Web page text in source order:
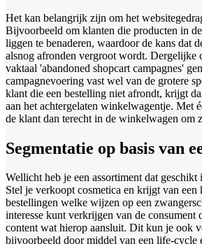
Het kan belangrijk zijn om het
Bijvoorbeeld om klanten die producten in
liggen te benaderen, waardoor de kans dat
alsnog afronden vergroot wordt. Dergelijke
vaktaal 'abandoned shopcart campagnes'
campagnevoering vast wel van de grotere
klant die een bestelling niet afrondt, krijgt
aan het achtergelaten winkelwagentje. Met
de klant dan terecht in de winkelwagen om
Segmentatie op basis van
Wellicht heb je een assortiment dat geschikt
Stel je verkoopt cosmetica en krijgt van een
bestellingen welke wijzen op een
interesse kunt verkrijgen van de consument
content wat hierop aansluit. Dit kun je ook
bijvoorbeeld door middel van een life-cycle